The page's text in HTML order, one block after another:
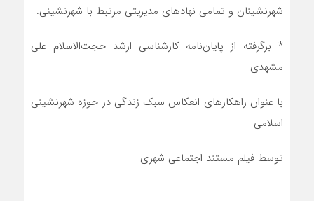
شهرنشینان و تمامی نهادهای مدیریتی مرتبط با شهرنشینی.
* برگرفته از پایان‌نامه کارشناسی ارشد حجت‌الاسلام علی
مشهدی
با عنوان راهکارهای انعکاس سبک زندگی در حوزه شهرنشینی
اسلامی
توسط فیلم مستند اجتماعی شهری